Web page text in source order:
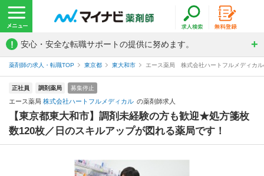
! 安心・安全な転職サポートの提供に努めます。
薬剤師の求人・転職TOP 東京都 東大和市 エース薬局 株式会社ハートフルメディカ
正社員 調剤薬局 募集停止
エース薬局 株式会社ハートフルメディカル の薬剤師求人
【東京都東大和市】調剤未経験の方も歓迎★処方箋枚
数120枚／日のスキルアップが図れる薬局です！